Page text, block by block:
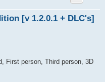
[v 1.2.0.1 + DLC's]
First person, Third person, 3D